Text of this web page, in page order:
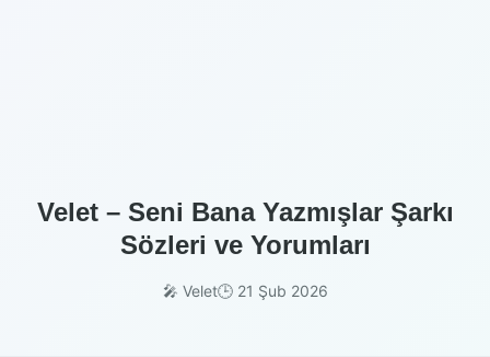
Velet – Seni Bana Yazmışlar Şarkı
Sözleri ve Yorumları
🎤 Velet🕒 21 Şub 2026